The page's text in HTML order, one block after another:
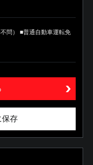
問） ■普通自動車運転免
保存